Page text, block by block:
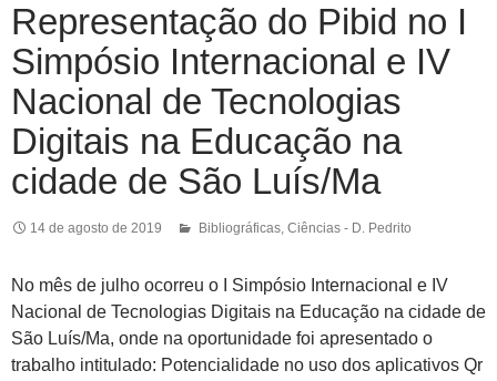
Representação do Pibid no I
Simpósio Internacional e IV
Nacional de Tecnologias
Digitais na Educação na
cidade de São Luís/Ma
14 de agosto de 2019 Bibliográficas, Ciências - D. Pedrito
No mês de julho ocorreu o I Simpósio Internacional e IV
Nacional de Tecnologias Digitais na Educação na cidade de
São Luís/Ma, onde na oportunidade foi apresentado o
trabalho intitulado: Potencialidade no uso dos aplicativos Qr